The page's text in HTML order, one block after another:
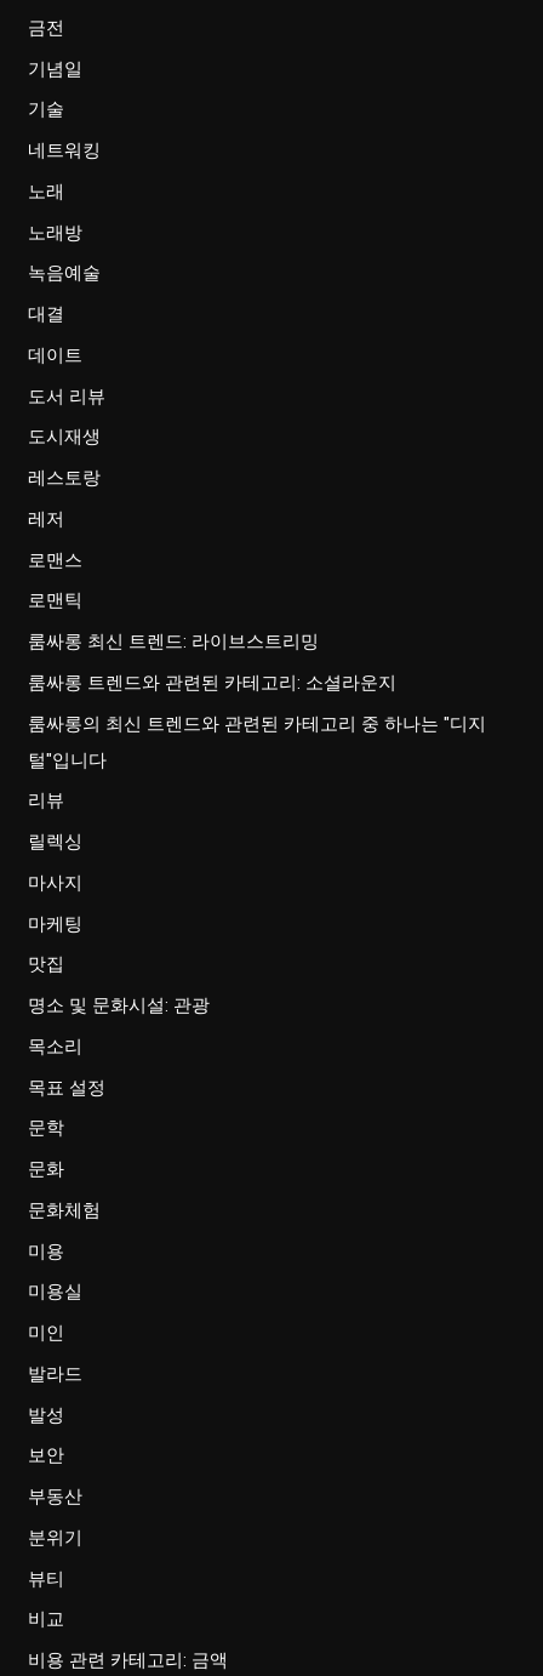
금전
기념일
기술
네트워킹
노래
노래방
녹음예술
대결
데이트
도서 리뷰
도시재생
레스토랑
레저
로맨스
로맨틱
룸싸롱 최신 트렌드: 라이브스트리밍
룸싸롱 트렌드와 관련된 카테고리: 소셜라운지
룸싸롱의 최신 트렌드와 관련된 카테고리 중 하나는 "디지
털"입니다
리뷰
릴렉싱
마사지
마케팅
맛집
명소 및 문화시설: 관광
목소리
목표 설정
문학
문화
문화체험
미용
미용실
미인
발라드
발성
보안
부동산
분위기
뷰티
비교
비용 관련 카테고리: 금액